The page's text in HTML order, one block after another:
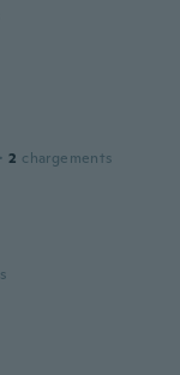
· 2 chargements